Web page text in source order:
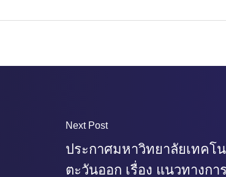
Next Post
ประกาศมหาวิทยาลัยเทคโ
ตะวันออก เรื่อง แนวทางก